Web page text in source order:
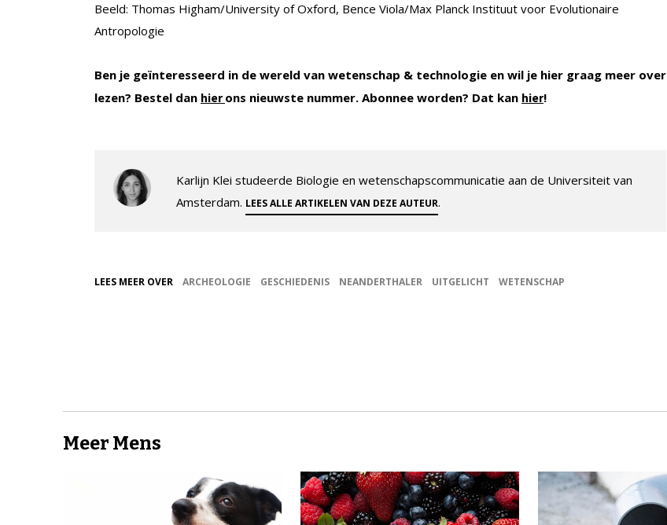
Beeld: Thomas Higham/University of Oxford, Bence Viola/Max Planck Instituut voor Evolutionaire
Antropologie
Ben je geïnteresseerd in de wereld van wetenschap & technologie en wil je hier graag meer over
lezen? Bestel dan hier ons nieuwste nummer. Abonnee worden? Dat kan hier!
Karlijn Klei studeerde Biologie en wetenschapscommunicatie aan de Universiteit van
Amsterdam. LEES ALLE ARTIKELEN VAN DEZE AUTEUR.
LEES MEER OVER ARCHEOLOGIE GESCHIEDENIS NEANDERTHALER UITGELICHT WETENSCHAP
Meer Mens